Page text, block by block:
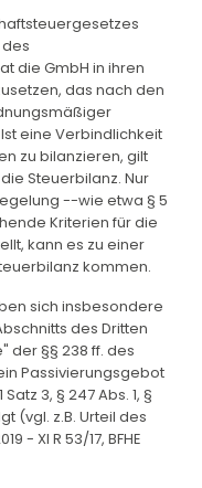
des
die GmbH in ihren
das nach den
eine Verbindlichkeit
zu bilanzieren, gilt
Steuerbilanz. Nur
--wie etwa § 5
Kriterien für die
kann es zu einer
kommen.
sich insbesondere
des Dritten
der §§ 238 ff. des
Passivierungsgebot
3, § 247 Abs. 1, §
(vgl. z.B. Urteil des
- XI R 53/17, BFHE